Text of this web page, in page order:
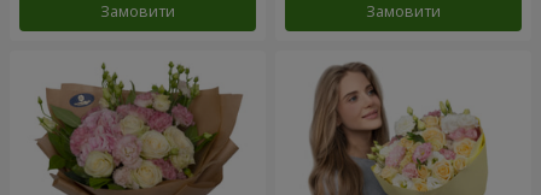
Замовити Замовити